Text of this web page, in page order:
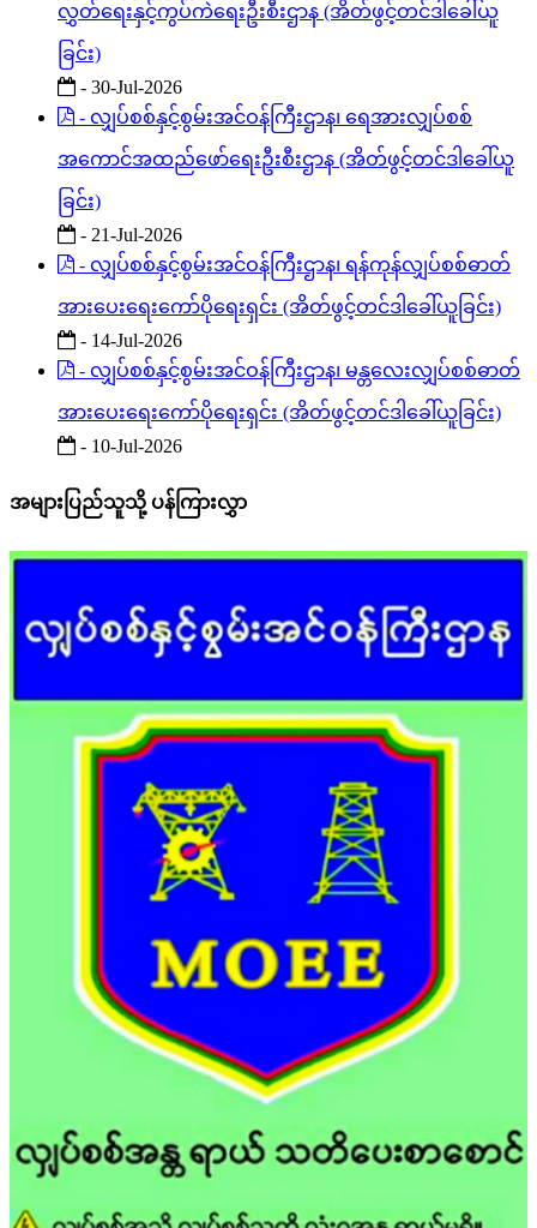
လွှတ်ရေးနှင့်ကွပ်ကဲရေးဦးစီးဌာန (အိတ်ဖွင့်တင်ဒါခေါ်ယူ
ခြင်း)
- 30-Jul-2026
- လျှပ်စစ်နှင့်စွမ်းအင်ဝန်ကြီးဌာန၊ ရေအားလျှပ်စစ်
အကောင်အထည်ဖော်ရေးဦးစီးဌာန (အိတ်ဖွင့်တင်ဒါခေါ်ယူ
ခြင်း)
- 21-Jul-2026
- လျှပ်စစ်နှင့်စွမ်းအင်ဝန်ကြီးဌာန၊ ရန်ကုန်လျှပ်စစ်ဓာတ်
အားပေးရေးကော်ပိုရေးရှင်း (အိတ်ဖွင့်တင်ဒါခေါ်ယူခြင်း)
- 14-Jul-2026
- လျှပ်စစ်နှင့်စွမ်းအင်ဝန်ကြီးဌာန၊ မန္တလေးလျှပ်စစ်ဓာတ်
အားပေးရေးကော်ပိုရေးရှင်း (အိတ်ဖွင့်တင်ဒါခေါ်ယူခြင်း)
- 10-Jul-2026
အများပြည်သူသို့ ပန်ကြားလွှာ